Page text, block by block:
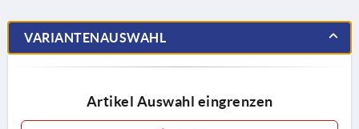
VARIANTENAUSWAHL
Artikel Auswahl eingrenzen